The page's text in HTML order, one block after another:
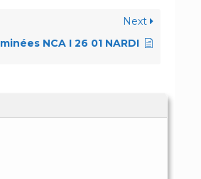
Next
NCA I 26 01 NARDI